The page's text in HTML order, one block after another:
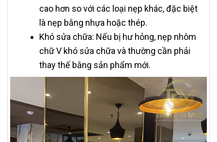
cao hơn so với các loại nẹp khác, đặc biệt
là nẹp bằng nhựa hoặc thép.
Khó sửa chữa: Nếu bị hư hỏng, nẹp nhôm
chữ V khó sửa chữa và thường cần phải
thay thế bằng sản phẩm mới.